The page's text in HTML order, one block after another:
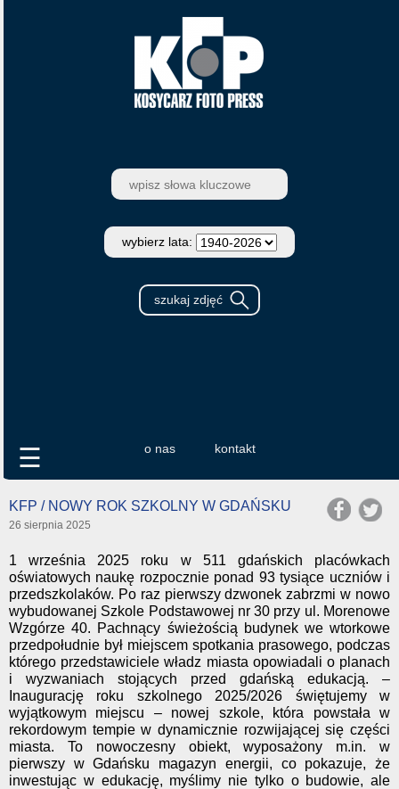
wybierz lata:
o nas kontakt
☰
KFP / NOWY ROK SZKOLNY W GDAŃSKU
26 sierpnia 2025
1 września 2025 roku w 511 gdańskich placówkach
oświatowych naukę rozpocznie ponad 93 tysiące uczniów i
przedszkolaków. Po raz pierwszy dzwonek zabrzmi w nowo
wybudowanej Szkole Podstawowej nr 30 przy ul. Morenowe
Wzgórze 40. Pachnący świeżością budynek we wtorkowe
przedpołudnie był miejscem spotkania prasowego, podczas
którego przedstawiciele władz miasta opowiadali o planach
i wyzwaniach stojących przed gdańską edukacją. –
Inaugurację roku szkolnego 2025/2026 świętujemy w
wyjątkowym miejscu – nowej szkole, która powstała w
rekordowym tempie w dynamicznie rozwijającej się części
miasta. To nowoczesny obiekt, wyposażony m.in. w
pierwszy w Gdańsku magazyn energii, co pokazuje, że
inwestując w edukację, myślimy nie tylko o budowie, ale